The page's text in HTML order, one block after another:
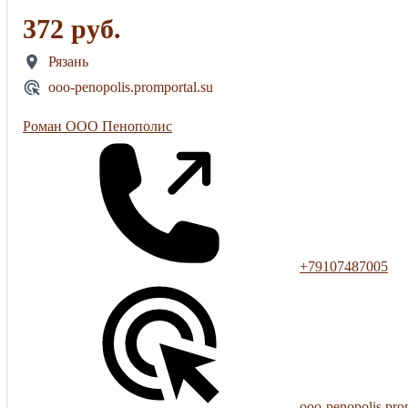
372 руб.
Рязань
ooo-penopolis.promportal.su
Роман ООО Пенополис
+79107487005